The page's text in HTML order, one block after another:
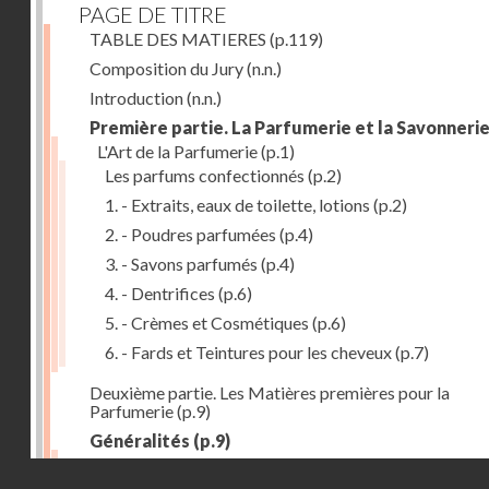
PAGE DE TITRE
TABLE DES MATIERES (p.119)
Composition du Jury(n.n.)
Introduction(n.n.)
Première partie. La Parfumerie et la Savonnerie
L'Art de la Parfumerie(p.1)
Les parfums confectionnés (p.2)
1. - Extraits, eaux de toilette, lotions (p.2)
2. - Poudres parfumées (p.4)
3. - Savons parfumés (p.4)
4. - Dentrifices (p.6)
5. - Crèmes et Cosmétiques (p.6)
6. - Fards et Teintures pour les cheveux(p.7)
Deuxième partie. Les Matières premières pour la
Parfumerie(p.9)
Généralités (p.9)
Les parfums naturels(p.10)